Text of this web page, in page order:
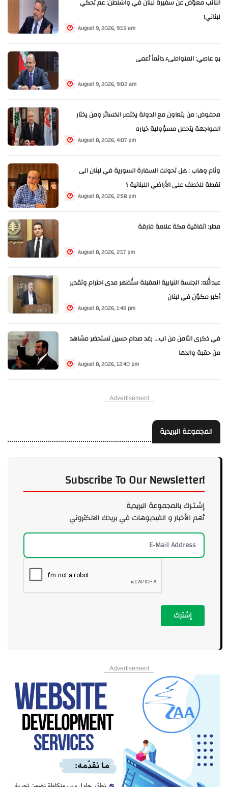
النائب معوّض عن سفيرة لبنان في واشنطن: عم تحكي
لبناني!
August 9, 2026, 9:15 am
بو عاصي: المتواطىء دائماً أعمى
August 9, 2026, 9:02 am
محفوض: من يتعاون مع الدولة يختصر الخسائر ومن يختار
المواجهة يتحمل مسؤولية خياره
August 8, 2026, 4:07 pm
وئام وهاب : هل تحولت السفارة السورية في لبنان الى
نقطة للخطف على الأراضي اللبنانية ؟
August 8, 2026, 2:58 pm
مطر: اتفاقية مكة علامة فارقة
August 8, 2026, 2:17 pm
عبدالله: الجلسة النيابية المقبلة ستُظهر مدى احترام وتقدير
أكبر مكوّن في لبنان
August 8, 2026, 1:48 pm
في ذكرى الثامن من آب... رغد صدام حسين تستحضر مشاهد
من حقبة والدها
August 8, 2026, 12:40 pm
Advertisement
المجموعة البريدية
Subscribe To Our Newsletter!
إشـتـرك بالمجموعة البريدية
أهم الأخبار و الفيديوهات في بريدك الالكتروني
إشترك
Advertisement